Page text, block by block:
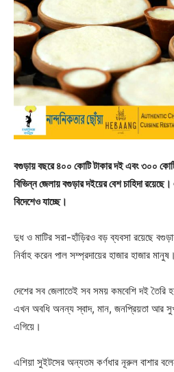
বগুড়ায় বছরে ৪০০ কোটি টাকার দই এবং ৩০০ কোটি
বিভিন্ন জেলায় বগুড়ার দইয়ের বেশ চাহিদা
বিদেশেও যাচ্ছে।
দুধ ও মাটির সরা-হাঁড়িরও বড় ব্যবসা রয়েছে
নির্বাহ করেন পাল সম্প্রদায়ের হাজার হাজার মানুষ।
দেশের সব জেলাতেই সব সময় কমবেশি দই
এখন অবধি অনন্য স্বাদ, মান, জনপ্রিয়তা আর
এগিয়ে।
এশিয়া সুইটসের অন্যতম কর্ণধার নূরুল বাশার